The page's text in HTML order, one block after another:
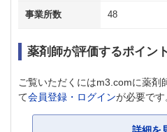
事業所数 48
薬剤師が評価するポイント
ご覧いただくにはm3.comに薬剤
て会員登録・ログインが必要です